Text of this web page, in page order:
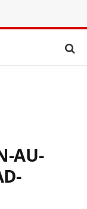
AU-